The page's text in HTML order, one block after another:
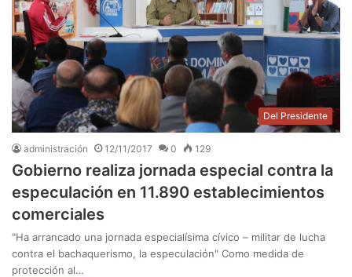
Del Presidente
administración 12/11/2017 0 129
Gobierno realiza jornada especial contra la
especulación en 11.890 establecimientos
comerciales
"Ha arrancado una jornada especialísima cívico – militar de lucha
contra el bachaquerismo, la especulación" Como medida de
protección al…